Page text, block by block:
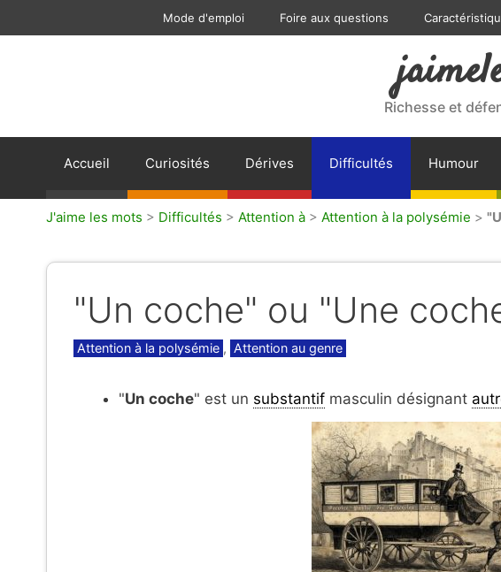
Mode d'emploi Foire aux questions
Richesse et
Accueil Curiosités Dérives Difficultés Humour
J'aime les mots > Difficultés > Attention à > Attention à la polysémie >
"Un coche" ou "Une
Catégories
Attention à la polysémie , Attention au genre
"Un coche" est un substantif masculin désignant